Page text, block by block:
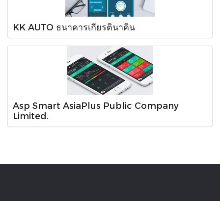
KK AUTO ธนาคารเกียรตินาคิน
Asp Smart AsiaPlus Public Company
Limited.